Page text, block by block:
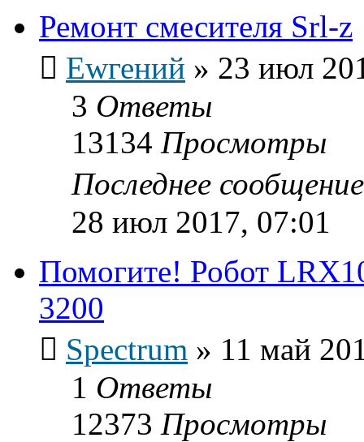
Ремонт смесителя Srl-z
Ewгений » 23 июл
3 Ответы
13134 Просмотры
Последнее
28 июл 2017, 07:01
Помогите! Робот
3200
Spectrum » 11 май
1 Ответы
12373 Просмотры